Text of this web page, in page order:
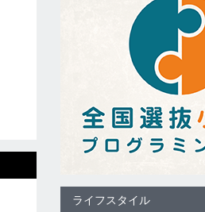
ライフスタイル